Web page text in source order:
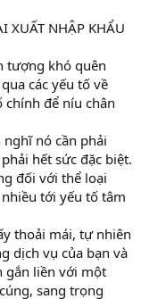
XUẤT NHẬP KHẨU
tượng khó quên
các yếu tố về
để níu chân
nó cần phải
hết sức đặc biệt.
đối với thể loại
tới yếu tố tâm
thoải mái, tự nhiên
dịch vụ của bạn và
gắn liền với một
sang trọng